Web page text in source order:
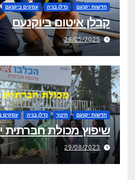
חדשות יקנעם נדלן בניה עסקים ביקנעם
קבלן איטום ביוקנעם
26/05/2025
חדשות יקנעם חינוך נדלן בניה עסקים
שיפוץ מכולת חברתית
29/08/2023